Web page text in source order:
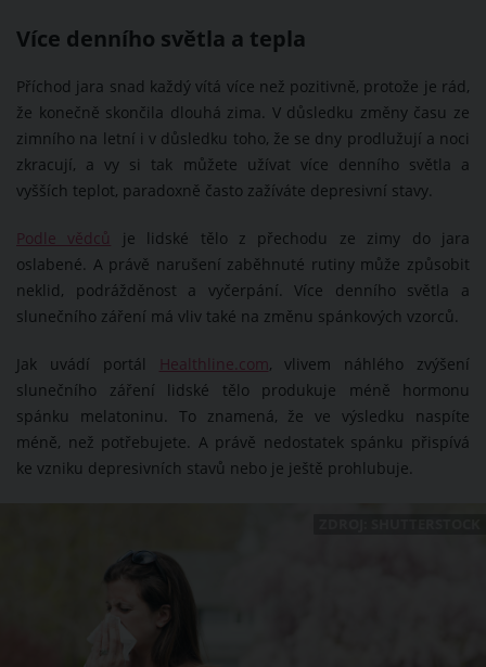
Více denního světla a tepla
Příchod jara snad každý vítá více než pozitivně, protože je rád,
že konečně skončila dlouhá zima. V důsledku změny času ze
zimního na letní i v důsledku toho, že se dny prodlužují a noci
zkracují, a vy si tak můžete užívat více denního světla a
vyšších teplot, paradoxně často zažíváte depresivní stavy.
Podle vědců
je lidské tělo z přechodu ze zimy do jara
oslabené. A právě narušení zaběhnuté rutiny může způsobit
neklid, podrážděnost a vyčerpání. Více denního světla a
slunečního záření má vliv také na změnu spánkových vzorců.
Jak uvádí portál Healthline.com, vlivem náhlého zvýšení
slunečního záření lidské tělo produkuje méně hormonu
spánku melatoninu. To znamená, že ve výsledku naspíte
méně, než potřebujete. A právě nedostatek spánku přispívá
ke vzniku depresivních stavů nebo je ještě prohlubuje.